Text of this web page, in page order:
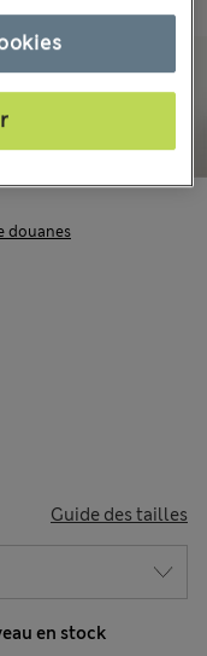
douanes
Guide des tailles
en stock